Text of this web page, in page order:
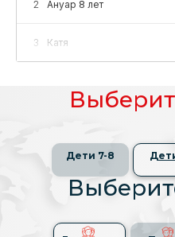
2 Ануар 8 лет
3 Катя
Дети 7-8
Дети 7-8